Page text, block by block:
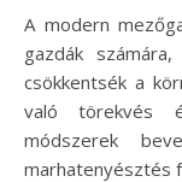
A modern
gazdák
csökkentsék a
való törekvés
módszerek
marhatenyésztés